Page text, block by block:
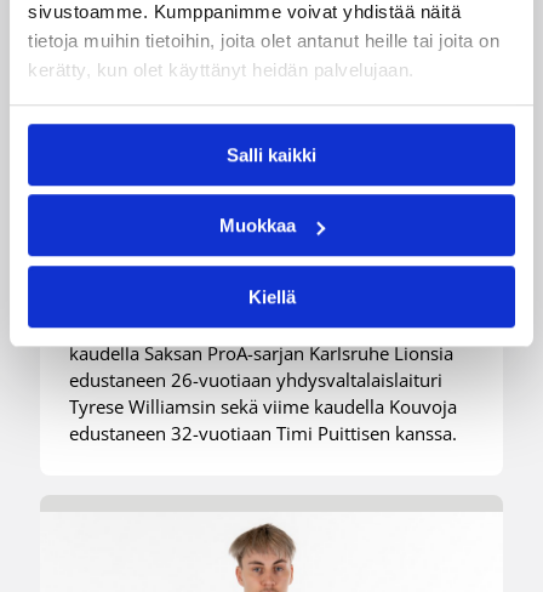
sivustoamme. Kumppanimme voivat yhdistää näitä
tietoja muihin tietoihin, joita olet antanut heille tai joita on
kerätty, kun olet käyttänyt heidän palvelujaan.
Salli kaikki
Muokkaa
Kiellä
Korisliiga 05.08.2026 11:34
Seagulls hankki taitoa ja
kokemusta kokoonpanoonsa
kahden pelaajan edestä
Helsinki Seagullsin kokoonpano vahvistuu
kahdella tuoreella kasvolla. Joukkue on tehnyt
tulevan kauden mittaiset sopimukset viime
kaudella Saksan ProA-sarjan Karlsruhe Lionsia
edustaneen 26-vuotiaan yhdysvaltalaislaituri
Tyrese Williamsin sekä viime kaudella Kouvoja
edustaneen 32-vuotiaan Timi Puittisen kanssa.